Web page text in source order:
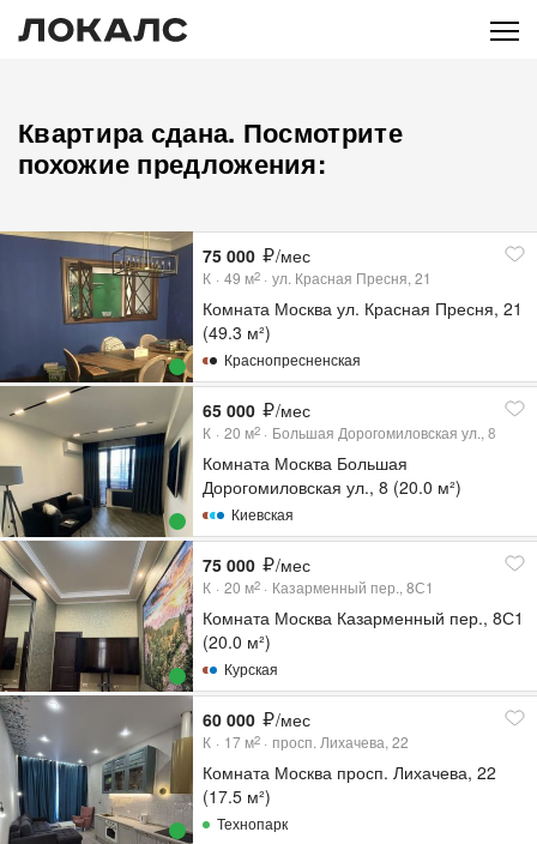
Квартира сдана. Посмотрите
похожие предложения:
75 000 /мес
К 49 м2 ул. Красная Пресня, 21
Комната Москва ул. Красная Пресня, 21
(49.3 м²)
Краснопресненская
65 000 /мес
К 20 м2 Большая Дорогомиловская ул., 8
Комната Москва Большая
Дорогомиловская ул., 8 (20.0 м²)
Киевская
75 000 /мес
К 20 м2 Казарменный пер., 8С1
Комната Москва Казарменный пер., 8С1
(20.0 м²)
Курская
60 000 /мес
К 17 м2 просп. Лихачева, 22
Комната Москва просп. Лихачева, 22
(17.5 м²)
Технопарк